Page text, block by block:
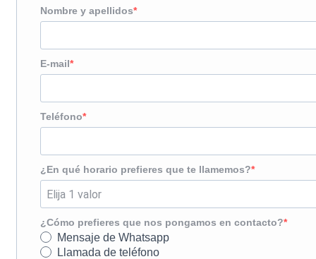
Nombre y apellidos
E-mail
Teléfono
¿En qué horario prefieres que te llamemos?
¿Cómo prefieres que nos pongamos en contacto?
Mensaje de Whatsapp
Llamada de teléfono